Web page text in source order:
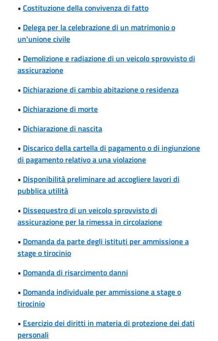
• Costituzione della convivenza di fatto
• Delega per la celebrazione di un matrimonio o
un'unione civile
• Demolizione e radiazione di un veicolo sprovvisto di
assicurazione
• Dichiarazione di cambio abitazione o residenza
• Dichiarazione di morte
• Dichiarazione di nascita
• Discarico della cartella di pagamento o di ingiunzione
di pagamento relativo a una violazione
• Disponibilità preliminare ad accogliere lavori di
pubblica utilità
• Dissequestro di un veicolo sprovvisto di
assicurazione per la rimessa in circolazione
• Domanda da parte degli istituti per ammissione a
stage o tirocinio
• Domanda di risarcimento danni
• Domanda individuale per ammissione a stage o
tirocinio
• Esercizio dei diritti in materia di protezione dei dati
personali